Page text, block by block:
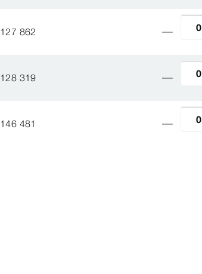
127 862
128 319
146 481